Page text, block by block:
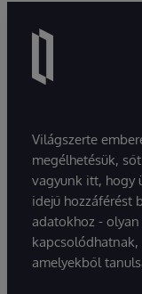
Világszerte
megélhetésük,
vagyunk itt, hogy
idejű hozzáférést
adatokhoz -
amelyekből